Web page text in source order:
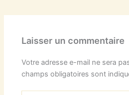
Laisser un commentaire
Votre adresse e-mail ne sera
champs obligatoires sont